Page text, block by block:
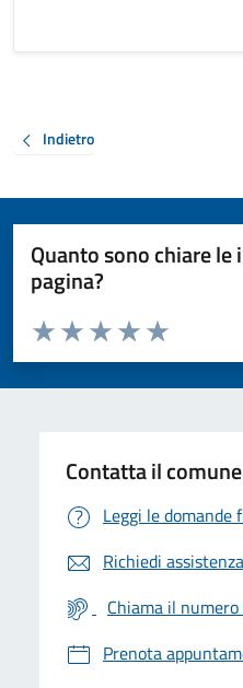
Indietro
Quanto sono chiare
pagina?
Valuta da 1 a 5 stelle la pagina
Valuta 5
Valuta 4 stelle
Valuta 3 stelle su 5
Valuta 2 stelle su 5
Valuta 1 stelle su 5
Contatta il comune
Leggi le domande
Richiedi assistenza
Chiama il
Prenota